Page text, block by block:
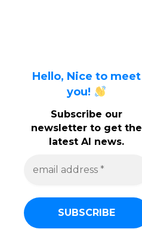
Hello, Nice to meet
you!
Subscribe our
newsletter to get the
latest AI news.
a
d